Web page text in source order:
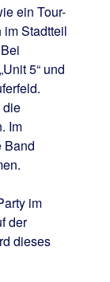
ein Tour-
im Stadtteil
5“ und
die
Im
Band
im
der
dieses